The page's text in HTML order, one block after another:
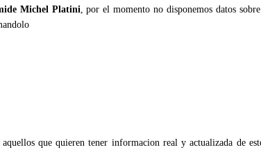
Michel Platini, por el momento no disponemos datos
aquellos que quieren tener informacion real y actualizada de